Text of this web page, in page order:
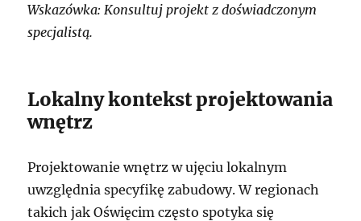
Wskazówka: Konsultuj projekt z doświadczonym
specjalistą.
Lokalny kontekst projektowania
wnętrz
Projektowanie wnętrz w ujęciu lokalnym
uwzględnia specyfikę zabudowy. W regionach
takich jak Oświęcim często spotyka się